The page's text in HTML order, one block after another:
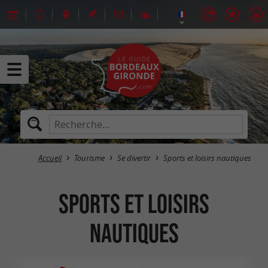
Accueil Tourisme Se divertir Sports et loisirs nautiques
Sports et loisirs
nautiques